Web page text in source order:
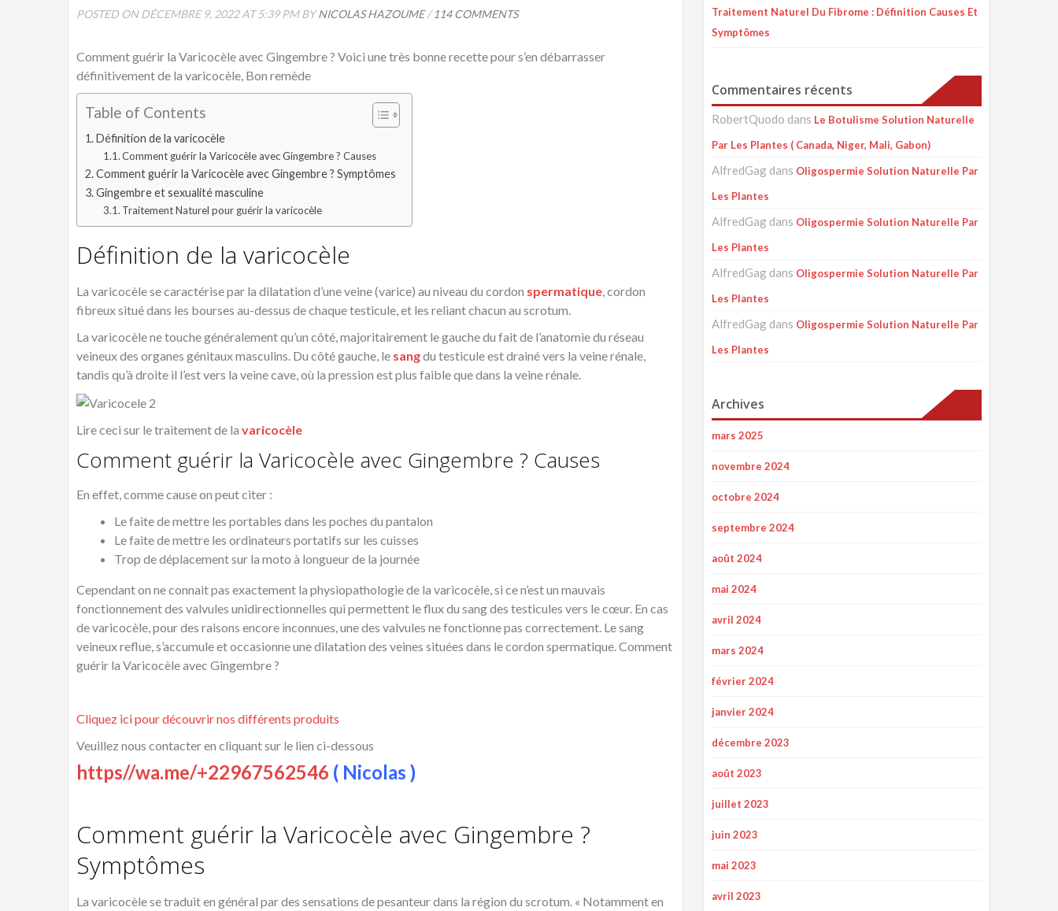
POSTED ON DÉCEMBRE 9, 2022 AT 5:39 PM BYNICOLAS HAZOUME/114 COMMENTS
Comment guérir la Varicocèle avec Gingembre ? Voici une très bonne recette pour s’en débarrasser
définitivement de la varicocèle, Bon remède
Table of Contents
Définition de la varicocèle
Comment guérir la Varicocèle avec Gingembre ? Causes
Comment guérir la Varicocèle avec Gingembre ? Symptômes
Gingembre et sexualité masculine
Traitement Naturel pour guérir la varicocèle
Définition de la varicocèle
La varicocèle se caractérise par la dilatation d’une veine (varice) au niveau du cordon spermatique , cordon
fibreux situé dans les bourses au-dessus de chaque testicule, et les reliant chacun au scrotum.
La varicocèle ne touche généralement qu’un côté, majoritairement le gauche du fait de l’anatomie du réseau
veineux des organes génitaux masculins. Du côté gauche, le sangdu testicule est drainé vers la veine rénale,
tandis qu’à droite il l’est vers la veine cave, où la pression est plus faible que dans la veine rénale.
Lire ceci sur le traitement de la varicocèle
Comment guérir la Varicocèle avec Gingembre ? Causes
En effet, comme cause on peut citer :
Le faite de mettre les portables dans les poches du pantalon
Le faite de mettre les ordinateurs portatifs sur les cuisses
Trop de déplacement sur la moto à longueur de la journée
Cependant on ne connait pas exactement la physiopathologie de la varicocèle, si ce n’est un mauvais
fonctionnement des valvules unidirectionnelles qui permettent le flux du sang des testicules vers le cœur. En cas
de varicocèle, pour des raisons encore inconnues, une des valvules ne fonctionne pas correctement. Le sang
veineux reflue, s’accumule et occasionne une dilatation des veines situées dans le cordon spermatique. Comment
guérir la Varicocèle avec Gingembre ?
Cliquez ici pour découvrir nos différents produits
Veuillez nous contacter en cliquant sur le lien ci-dessous
https//wa.me/+22967562546 ( Nicolas )
Comment guérir la Varicocèle avec Gingembre ?
Symptômes
La varicocèle se traduit en général par des sensations de pesanteur dans la région du scrotum. « Notamment en
Traitement Naturel Du Fibrome : Définition Causes Et
Symptômes
Commentaires récents
RobertQuodo dans Le Botulisme Solution Naturelle
Par Les Plantes ( Canada, Niger, Mali, Gabon)
AlfredGag dans Oligospermie Solution Naturelle Par
Les Plantes
AlfredGag dans Oligospermie Solution Naturelle Par
Les Plantes
AlfredGag dans Oligospermie Solution Naturelle Par
Les Plantes
AlfredGag dans Oligospermie Solution Naturelle Par
Les Plantes
Archives
mars 2025
novembre 2024
octobre 2024
septembre 2024
août 2024
mai 2024
avril 2024
mars 2024
février 2024
janvier 2024
décembre 2023
août 2023
juillet 2023
juin 2023
mai 2023
avril 2023